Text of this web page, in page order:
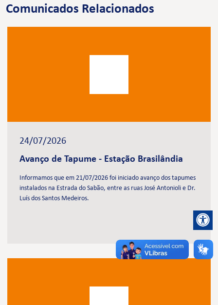
Comunicados Relacionados
24/07/2026
Avanço de Tapume - Estação Brasilândia
Informamos que em 21/07/2026 foi iniciado avanço dos tapumes
instalados na Estrada do Sabão, entre as ruas José Antonioli e Dr.
Luís dos Santos Medeiros.